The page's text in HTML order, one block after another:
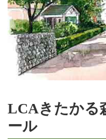
LCAきたかる
ール